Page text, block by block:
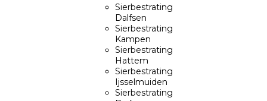
Sierbestrating
Dalfsen
Sierbestrating
Kampen
Sierbestrating
Hattem
Sierbestrating
Ijsselmuiden
Sierbestrating